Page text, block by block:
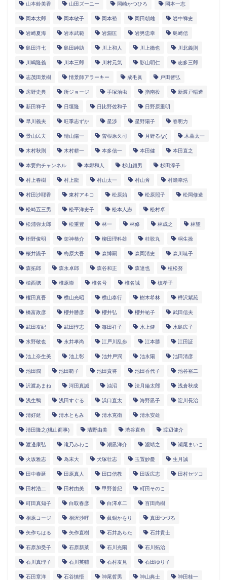
山本鈴美香 山田ズーニー 岡崎かつひろ 岡本一志
岡本太郎 岡本敏子 岡本裕 岡田朝雄 岩中祥史
岩崎夏海 岩本武範 岩淵匡 岩男忠幸 島崎信
島田洋七 島田紳助 川上和人 川上徹也 川北義則
川嶋隆義 川本三郎 川村元気 影山明仁 志多三郎
志茂田景樹 情景師アラーキー 成毛眞 戸田智弘
房野史典 所ジョージ 手塚治虫 指南役 新渡戸稲造
新田祥子 日垣隆 日比野佐和子 日野原重明
早川義夫 旺季志ずか 星渉 星野陽子 春明力
景山民夫 晴山陽一 曽根原久司 月野るな( 木暮太一
木村秋則 木村耕一 本多信一 本田健 本田直之
本要約チャンネル 本郷和人 杉山頴男 杉田淳子
村上春樹 村上龍 村山太一 村山斉 村瀬幸浩
村田沙耶香 東村アキコ 松原始 松原照子 松岡修造
松崎五三男 松平洋史子 松本人志 松村卓
松浦弥太郎 松重豊 林一 林修 林成之 林望
枡野俊明 架神恭介 柳田理科雄 桂歌丸 桐生操
桜井識子 梅原大吾 森博嗣 森岡清史 森川暁子
森拓郎 森永卓郎 森谷和正 森達也 植松努
植西聰 椎原崇 椎名号 椎名誠 槙孝子
権田真吾 横山光昭 横山泰行 樹木希林 樺沢紫苑
橋富政彦 櫻井勝彦 櫻井弘 櫻井祐子 武田信夫
武田友紀 武田惇志 毎田祥子 水上健 水島広子
水野敬也 永井孝尚 江戸川乱歩 江本勝 江田証
池上奈生美 池上彰 池井戸潤 池永陽 池田清彦
池田潤 池田範子 池田貴将 池田香代子 池谷裕二
沢渡あまね 河田真誠 油沼 法月綸太郎 浅倉秋成
浅生鴨 浅田すぐる 浜口直太 海野凪子 淀川長治
清好延 清水ともみ 清水克衛 清永安雄
清田隆之(桃山商事) 清野由美 渋谷直角 渡辺健介
渡邊康弘 滝乃みわこ 潮凪洋介 瀧靖之 瀬尾まいこ
火坂雅志 為末大 犬塚壮志 玉置妙憂 生月誠
田中泰延 田原真人 田口信教 田坂広志 田村セツコ
田村浩二 田村由美 甲野善紀 町田そのこ
町田真知子 白取春彦 白澤卓二 百田尚樹
相原コージ 相沢沙呼 眞鍋かをり 真田つづる
矢作ちはる 矢作直樹 石井あらた 石井貴士
石原加受子 石原新菜 石川光陽 石川拓治
石川真理子 石川英輔 石村友見 石田ゆり子
石田章洋 石谷慎悟 神尾哲男 神山典士 神田桂一